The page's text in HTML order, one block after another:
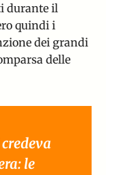
durante il
quindi i
dei grandi
delle
le